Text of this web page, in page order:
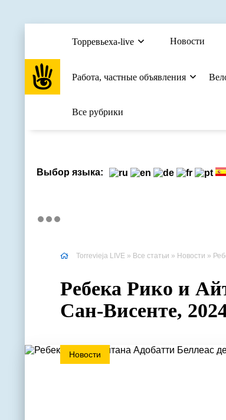
Торревьеха-live Новости
Работа, частные объявления
Все рубрики
Выбор языка:
Torrevieja LIVE » Все статьи » Новости »
Ребека Рико и
Сан-Висенте,
Новости